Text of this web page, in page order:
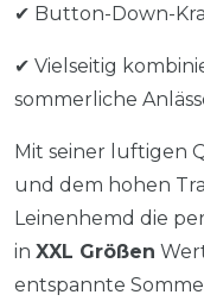
✔ Button-Down-
✔ Vielseitig
sommerliche
Mit seiner luftigen
und dem hohen
Leinenhemd die
in XXL Größen
entspannte